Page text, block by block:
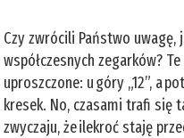
Czy zwrócili Państwo uwagę,
współczesnych zegarków?
uproszczone: u góry „12”, a
kresek. No, czasami trafi się
zwyczaju, że ilekroć staję